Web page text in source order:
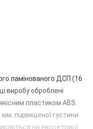
ламінованого ДСП (16
виробу оброблені
пластиком АBS.
підвищеної густини
на ексцетриці.